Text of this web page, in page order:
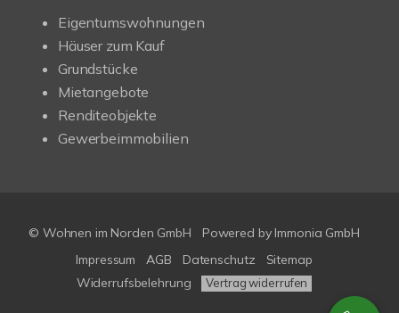
Eigentumswohnungen
Häuser zum Kauf
Grundstücke
Mietangebote
Renditeobjekte
Gewerbeimmobilien
© Wohnen im Norden GmbH Powered by Immonia GmbH
Impressum
AGB Datenschutz
Sitemap
Widerrufsbelehrung
Vertrag widerrufen